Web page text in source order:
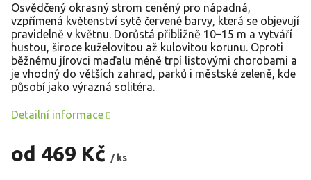
od 469 Kč / ks
Osvědčený okrasný strom ceněný pro nápadná,
vzpřímená květenství sytě červené barvy, která se objevují
pravidelně v květnu. Dorůstá přibližně 10–15 m a vytváří
hustou, široce kuželovitou až kulovitou korunu. Oproti
běžnému jírovci maďalu méně trpí listovými chorobami a
je vhodný do větších zahrad, parků i městské zeleně, kde
působí jako výrazná solitéra.
Detailní informace